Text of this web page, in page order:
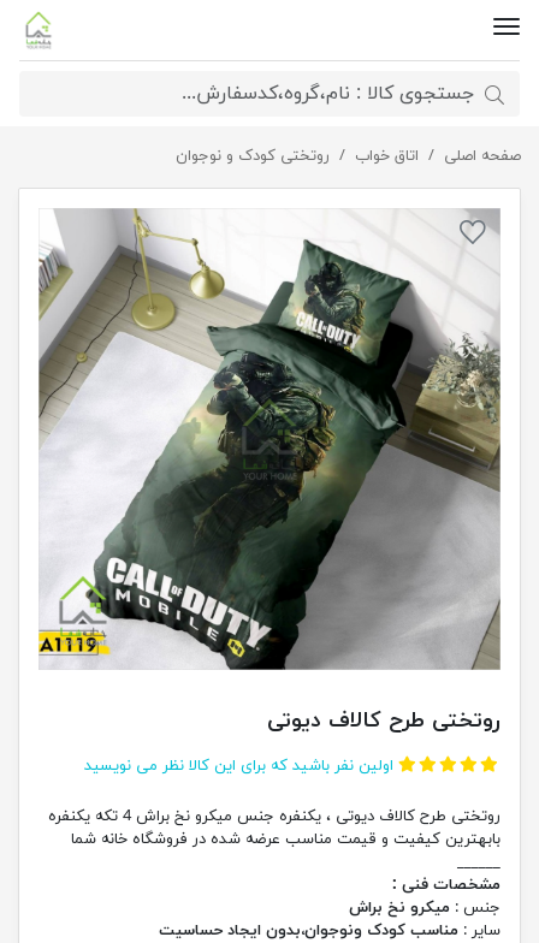
صفحه اصلی اتاق خواب روتختی کودک و نوجوان روتختی طرح کالاف دیوتی
روتختی طرح کالاف دیوتی
اولین نفر باشید که برای این کالا نظر می نویسید
روتختی طرح کالاف دیوتی ، یکنفره جنس میکرو نخ براش 4 تکه یکنفره
بابهترین کیفیت و قیمت مناسب عرضه شده در فروشگاه خانه شما
______
مشخصات فنی :
جنس : میکرو نخ براش
سایر : مناسب کودک ونوجوان،بدون ایجاد حساسیت